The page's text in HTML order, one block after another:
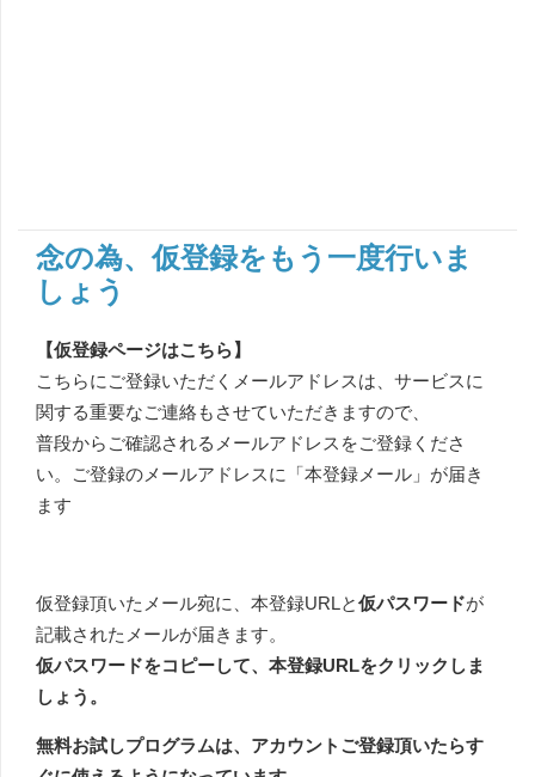
念の為、仮登録をもう一度行いま
しょう
【仮登録ページはこちら】
こちらにご登録いただくメールアドレスは、サービスに
関する重要なご連絡もさせていただきますので、
普段からご確認されるメールアドレスをご登録くださ
い。​​ご登録のメールアドレスに「本登録メール」が届き
ます
仮登録頂いたメール宛に、本登録URLと仮パスワードが
記載されたメールが届きます。
仮パスワードをコピーして、本登録URLをクリックしま
しょう。
無料お試しプログラムは、アカウントご登録頂いたらす